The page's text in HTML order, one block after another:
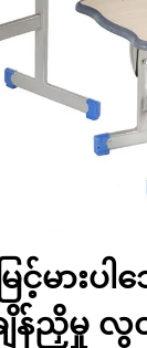
မားပါ
န်ညှိမှု